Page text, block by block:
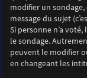
modifier un
message du sujet
Si personne n’a
le sondage.
peuvent le modifier
en changeant les